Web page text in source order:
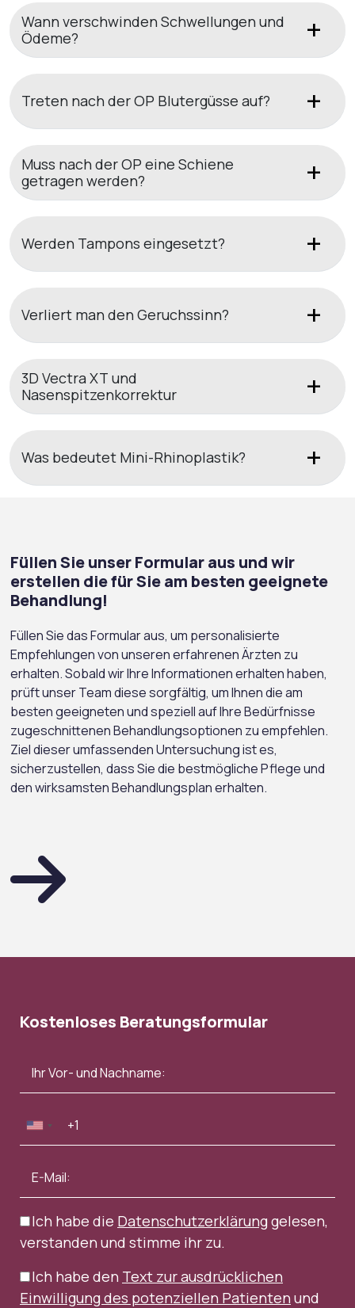
Wann verschwinden Schwellungen und
Ödeme?
Treten nach der OP Blutergüsse auf?
Muss nach der OP eine Schiene
getragen werden?
Werden Tampons eingesetzt?
Verliert man den Geruchssinn?
3D Vectra XT und
Nasenspitzenkorrektur
Was bedeutet Mini-Rhinoplastik?
Füllen Sie unser Formular aus und wir
erstellen die für Sie am besten geeignete
Behandlung!
Füllen Sie das Formular aus, um personalisierte
Empfehlungen von unseren erfahrenen Ärzten zu
erhalten. Sobald wir Ihre Informationen erhalten haben,
prüft unser Team diese sorgfältig, um Ihnen die am
besten geeigneten und speziell auf Ihre Bedürfnisse
zugeschnittenen Behandlungsoptionen zu empfehlen.
Ziel dieser umfassenden Untersuchung ist es,
sicherzustellen, dass Sie die bestmögliche Pflege und
den wirksamsten Behandlungsplan erhalten.
Kostenloses Beratungsformular
Ich habe die Datenschutzerklärunggelesen,
verstanden und stimme ihr zu.
Ich habe den Text zur ausdrücklichen
Einwilligung des potenziellen Patienten und